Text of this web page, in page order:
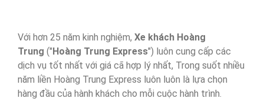
Với hơn 25 năm kinh nghiệm, Xe khách Hoàng
Trung ("Hoàng Trung Express") luôn cung cấp các
dịch vụ tốt nhất với giá cã hợp lý nhất, Trong suốt nhiều
năm liền Hoàng Trung Express luôn luôn là lựa chọn
hàng đầu của hành khách cho mỗi cuộc hành trình.